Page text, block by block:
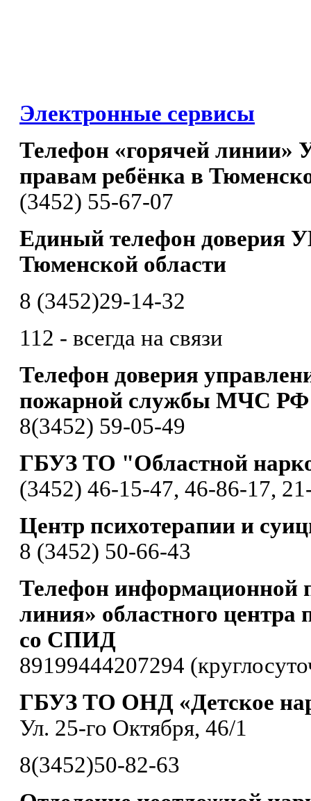
Электронные сервисы
Телефон «горячей линии»
правам ребёнка в
(3452) 55-67-07
Единый телефон доверия
Тюменской области
8 (3452)29-14-32
112 - всегда на связи
Телефон доверия
пожарной службы МЧС РФ
8(3452) 59-05-49
ГБУЗ ТО "Областной
(3452) 46-15-47, 46-86-17,
Центр психотерапии и
8 (3452) 50-66-43
Телефон информационной
линия» областного центра
со СПИД
89199444207294
ГБУЗ ТО ОНД «Детское
Ул. 25-го Октября, 46/1
8(3452)50-82-63